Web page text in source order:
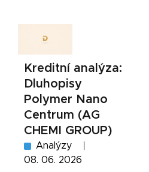
Kreditní analýza:
Dluhopisy
Polymer Nano
Centrum (AG
CHEMI GROUP)
Analýzy
08. 06. 2026